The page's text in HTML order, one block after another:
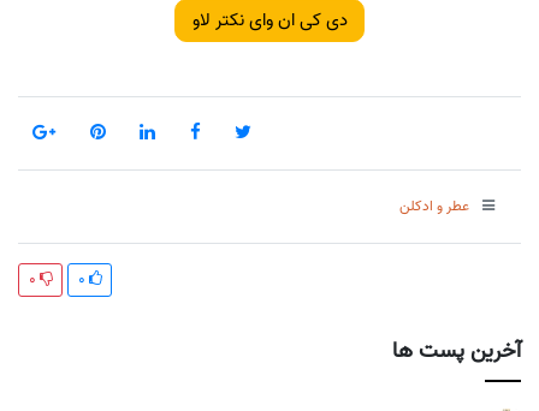
آخرین پست ها
دی کی ان وای نکتر لاو
عطر و ادکلن